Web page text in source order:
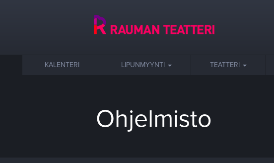
KALENTERI LIPUNMYYNTI TEATTERI
Ohjelmisto